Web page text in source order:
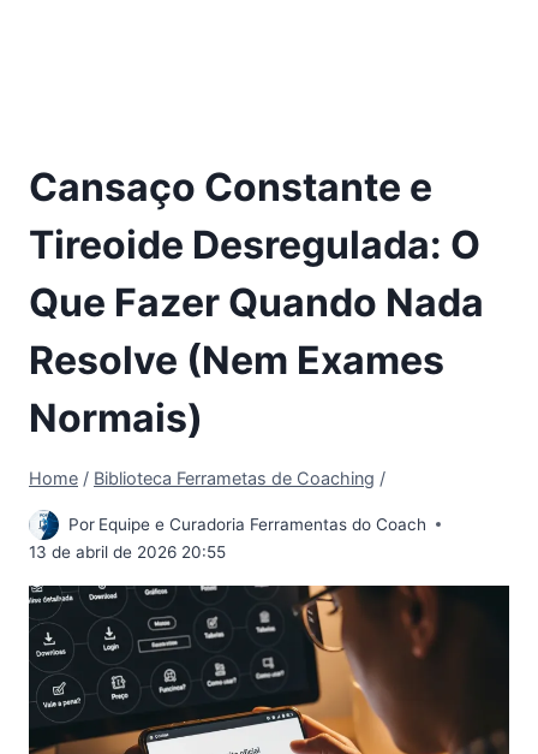
Cansaço Constante e
Tireoide Desregulada: O
Que Fazer Quando Nada
Resolve (Nem Exames
Normais)
Home / Biblioteca Ferrametas de Coaching /
Por Equipe e Curadoria Ferramentas do Coach
13 de abril de 2026 20:55